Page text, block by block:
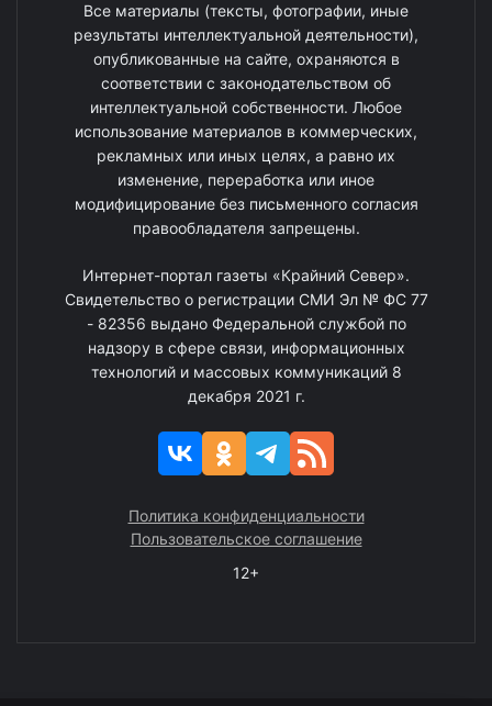
Все материалы (тексты, фотографии, иные
результаты интеллектуальной деятельности),
опубликованные на сайте, охраняются в
соответствии с законодательством об
интеллектуальной собственности. Любое
использование материалов в коммерческих,
рекламных или иных целях, а равно их
изменение, переработка или иное
модифицирование без письменного согласия
правообладателя запрещены.
Интернет-портал газеты «Крайний Север».
Свидетельство о регистрации СМИ Эл № ФС 77
- 82356 выдано Федеральной службой по
надзору в сфере связи, информационных
технологий и массовых коммуникаций 8
декабря 2021 г.
Политика конфиденциальности
Пользовательское соглашение
12+